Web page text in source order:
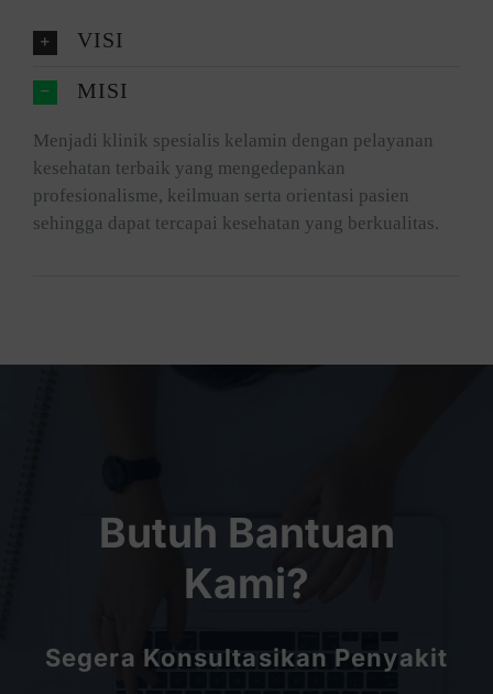
VISI
MISI
Menjadi klinik spesialis kelamin dengan pelayanan
kesehatan terbaik yang mengedepankan
profesionalisme, keilmuan serta orientasi pasien
sehingga dapat tercapai kesehatan yang berkualitas.
Butuh Bantuan
Kami?
Segera Konsultasikan Penyakit